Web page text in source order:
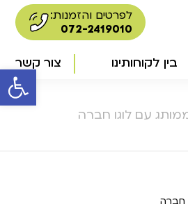
פתח
לפרטים והזמנות:
072-2419010
בין לקוחותינו צור קשר
עם לוגו חברה